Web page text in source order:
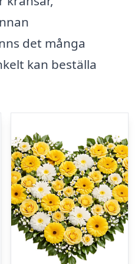
det många
kan beställa